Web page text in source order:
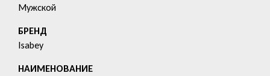
Мужской
БРЕНД
Isabey
HАИМЕНОВАНИЕ